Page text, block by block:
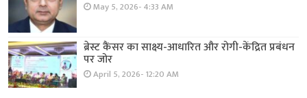
May 5, 2026- 4:33 AM
ब्रेस्ट कैंसर का साक्ष्य-आधारित और रोगी-केंद्रित प्रबंधन
पर जोर
April 5, 2026- 12:20 AM